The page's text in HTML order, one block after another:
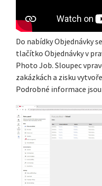
Do nabídky Objednávky
tlačítko Objednávky v
Photo Job. Sloupec
zakázkách a zisku
Podrobné informace